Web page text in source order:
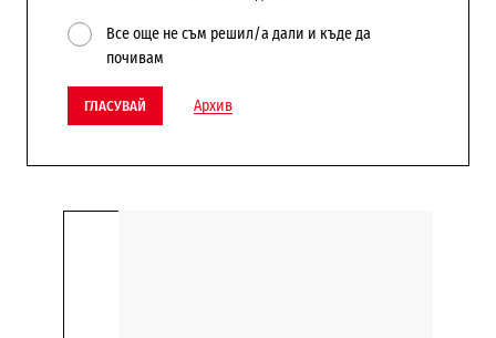
Все още не съм решил/а дали и къде да
почивам
ГЛАСУВАЙ Архив